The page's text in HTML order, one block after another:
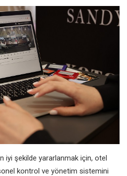
iyi şekilde yararlanmak için, otel
kontrol ve yönetim sistemini